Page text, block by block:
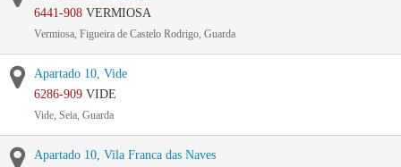
6441-908 VERMIOSA
Vermiosa, Figueira de Castelo Rodrigo, Guarda
Apartado 10, Vide
6286-909 VIDE
Vide, Seia, Guarda
Apartado 10, Vila Franca das Naves